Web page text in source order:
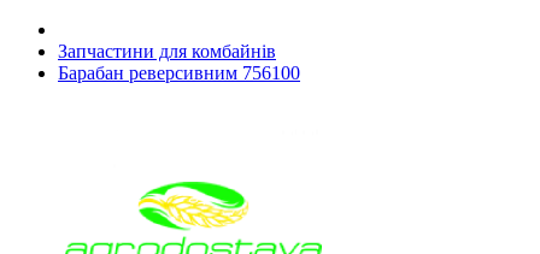
Запчастини для комбайнів
Барабан реверсивним 756100